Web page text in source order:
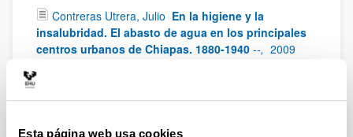
Esta página web usa cookies
Contreras Utrera, Julio En la higiene y la
insalubridad. El abasto de agua en los principales
centros urbanos de Chiapas. 1880-1940 --, 2009